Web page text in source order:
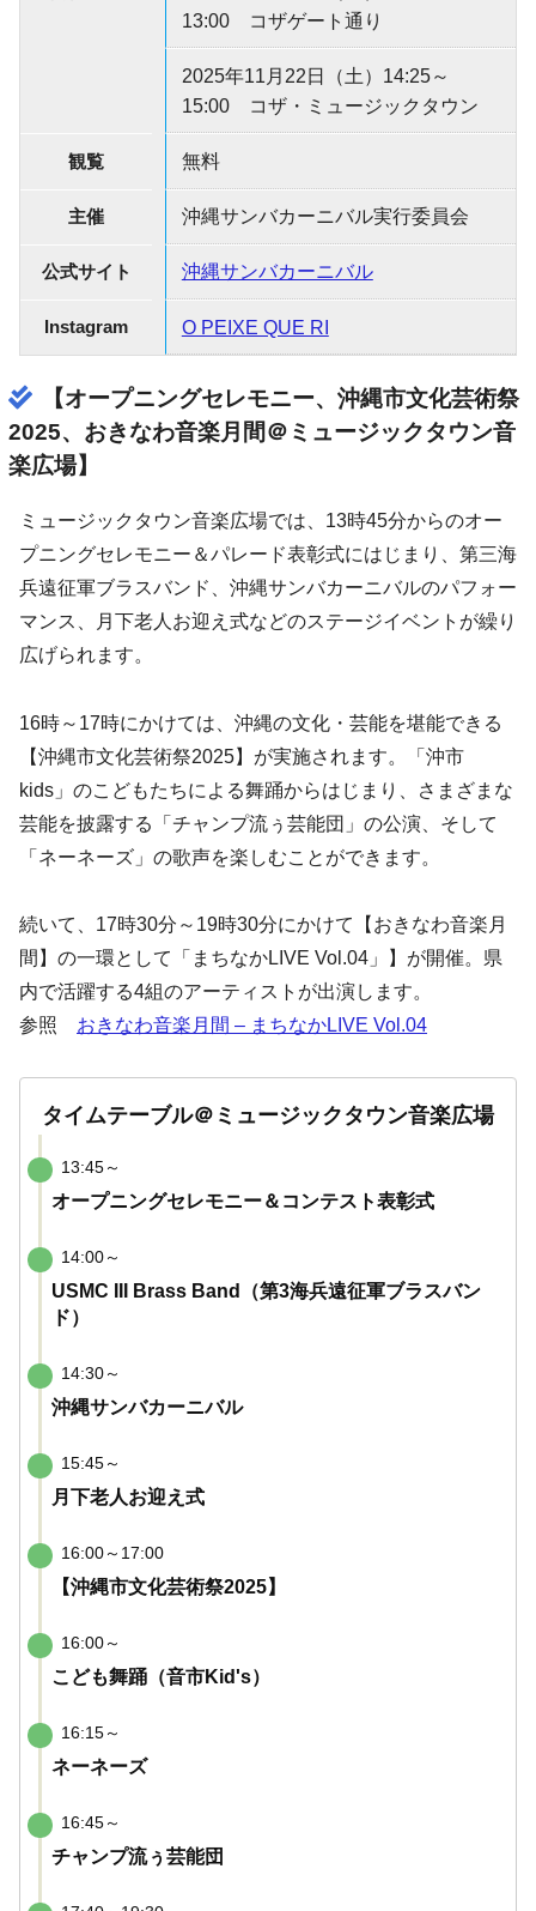
13:00 コザゲート通り
2025年11月22日（土）14:25～
15:00 コザ・ミュージックタウン
観覧 無料
主催 沖縄サンバカーニバル実行委員会
公式サイト 沖縄サンバカーニバル
Instagram O PEIXE QUE RI
【オープニングセレモニー、沖縄市文化芸術祭
2025、おきなわ音楽月間＠ミュージックタウン音
楽広場】
ミュージックタウン音楽広場では、13時45分からのオー
プニングセレモニー＆パレード表彰式にはじまり、第三海
兵遠征軍ブラスバンド、沖縄サンバカーニバルのパフォー
マンス、月下老人お迎え式などのステージイベントが繰り
広げられます。
16時～17時にかけては、沖縄の文化・芸能を堪能できる
【沖縄市文化芸術祭2025】が実施されます。「沖市
kids」のこどもたちによる舞踊からはじまり、さまざまな
芸能を披露する「チャンプ流ぅ芸能団」の公演、そして
「ネーネーズ」の歌声を楽しむことができます。
続いて、17時30分～19時30分にかけて【おきなわ音楽月
間】の一環として「まちなかLIVE Vol.04」】が開催。県
内で活躍する4組のアーティストが出演します。
参照 おきなわ音楽月間 – まちなかLIVE Vol.04
タイムテーブル＠ミュージックタウン音楽広場
13:45～
オープニングセレモニー＆コンテスト表彰式
14:00～
USMC III Brass Band（第3海兵遠征軍ブラスバン
ド）
14:30～
沖縄サンバカーニバル
15:45～
月下老人お迎え式
16:00～17:00
【沖縄市文化芸術祭2025】
16:00～
こども舞踊（音市Kid's）
16:15～
ネーネーズ
16:45～
チャンプ流ぅ芸能団